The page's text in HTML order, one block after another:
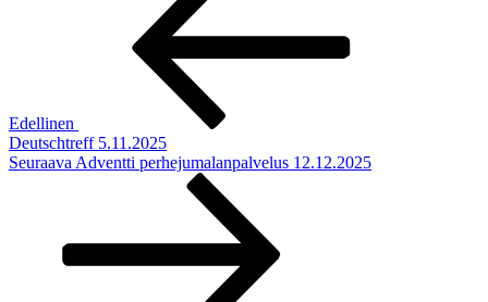
Edellinen
Deutschtreff 5.11.2025
Seuraava
Seuraava Adventti perhejumalanpalvelus 12.12.2025